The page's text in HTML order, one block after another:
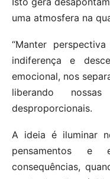
uma atmosfera na
“Manter
indiferença e
emocional, nos
liberando
desproporcionais.
A ideia é iluminar
pensamentos e
consequências,